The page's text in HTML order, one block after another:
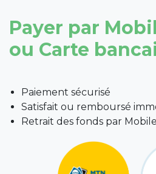
Payer par
ou Carte
Paiement sécurisé
Satisfait ou remboursé
Retrait des fonds par